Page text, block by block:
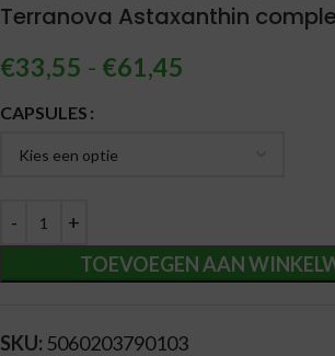
Terranova Astaxanthin
€33,55 - €61,45
CAPSULES
TOEVOEGEN AAN
Alternative:
SKU: 5060203790103